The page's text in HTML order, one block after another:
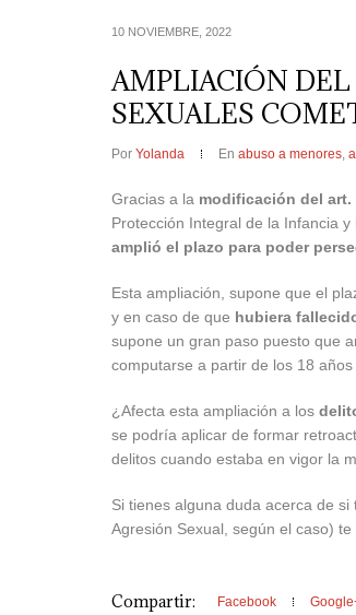
10 NOVIEMBRE, 2022
AMPLIACIÓN
SEXUALES
Por Yolanda En abuso a menores,
Gracias a la modificación del art.
Protección Integral de la Infancia
amplió el plazo para poder
Esta ampliación, supone que el
y en caso de que hubiera
supone un gran paso puesto que
computarse a partir de los 18
¿Afecta esta ampliación a los
se podría aplicar de formar
delitos cuando estaba en vigor la
Si tienes alguna duda acerca de
Agresión Sexual, según el caso)
Compartir: Facebook